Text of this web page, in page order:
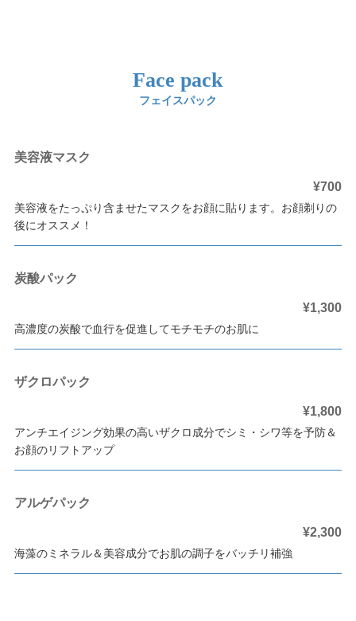
Face pack
フェイスパック
美容液マスク
¥700
美容液をたっぷり含ませたマスクをお顔に貼ります。お顔剃りの
後にオススメ！
炭酸パック
¥1,300
高濃度の炭酸で血行を促進してモチモチのお肌に
ザクロパック
¥1,800
アンチエイジング効果の高いザクロ成分でシミ・シワ等を予防＆
お顔のリフトアップ
アルゲパック
¥2,300
海藻のミネラル＆美容成分でお肌の調子をバッチリ補強